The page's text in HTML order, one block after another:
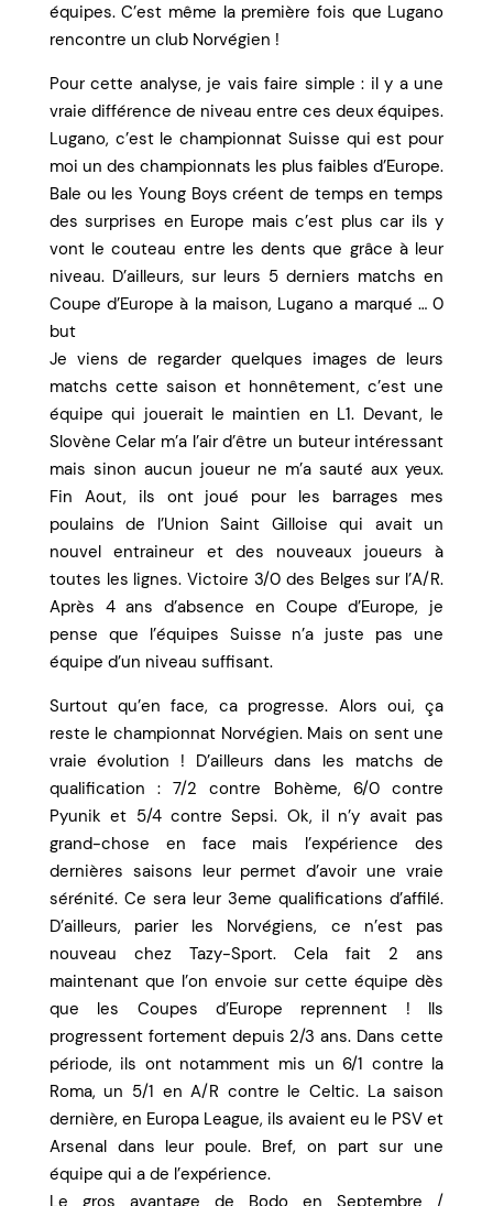
équipes. C’est même la première fois que Lugano
rencontre un club Norvégien !
Pour cette analyse, je vais faire simple : il y a une
vraie différence de niveau entre ces deux équipes.
Lugano, c’est le championnat Suisse qui est pour
moi un des championnats les plus faibles d’Europe.
Bale ou les Young Boys créent de temps en temps
des surprises en Europe mais c’est plus car ils y
vont le couteau entre les dents que grâce à leur
niveau. D’ailleurs, sur leurs 5 derniers matchs en
Coupe d’Europe à la maison, Lugano a marqué … 0
but
Je viens de regarder quelques images de leurs
matchs cette saison et honnêtement, c’est une
équipe qui jouerait le maintien en L1. Devant, le
Slovène Celar m’a l’air d’être un buteur intéressant
mais sinon aucun joueur ne m’a sauté aux yeux.
Fin Aout, ils ont joué pour les barrages mes
poulains de l’Union Saint Gilloise qui avait un
nouvel entraineur et des nouveaux joueurs à
toutes les lignes. Victoire 3/0 des Belges sur l’A/R.
Après 4 ans d’absence en Coupe d’Europe, je
pense que l’équipes Suisse n’a juste pas une
équipe d’un niveau suffisant.
Surtout qu’en face, ca progresse. Alors oui, ça
reste le championnat Norvégien. Mais on sent une
vraie évolution ! D’ailleurs dans les matchs de
qualification : 7/2 contre Bohème, 6/0 contre
Pyunik et 5/4 contre Sepsi. Ok, il n’y avait pas
grand-chose en face mais l’expérience des
dernières saisons leur permet d’avoir une vraie
sérénité. Ce sera leur 3eme qualifications d’affilé.
D’ailleurs, parier les Norvégiens, ce n’est pas
nouveau chez Tazy-Sport. Cela fait 2 ans
maintenant que l’on envoie sur cette équipe dès
que les Coupes d’Europe reprennent ! Ils
progressent fortement depuis 2/3 ans. Dans cette
période, ils ont notamment mis un 6/1 contre la
Roma, un 5/1 en A/R contre le Celtic. La saison
dernière, en Europa League, ils avaient eu le PSV et
Arsenal dans leur poule. Bref, on part sur une
équipe qui a de l’expérience.